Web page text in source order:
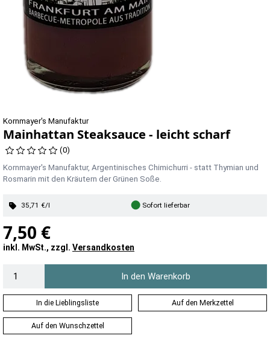
Kornmayer's Manufaktur
Mainhattan Steaksauce - leicht scharf
(0)
Kornmayer's Manufaktur, Argentinisches Chimichurri - statt Thymian und
Rosmarin mit den Kräutern der Grünen Soße.
35,71 €/l ● Sofort lieferbar
7,50 €
inkl. MwSt., zzgl. Versandkosten
In den Warenkorb
In die Lieblingsliste Auf den Merkzettel
Auf den Wunschzettel